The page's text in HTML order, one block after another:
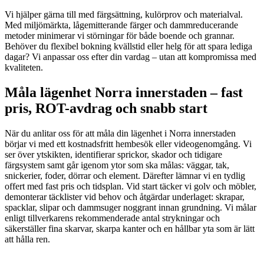
Vi hjälper gärna till med färgsättning, kulörprov och materialval.
Med miljömärkta, lågemitterande färger och dammreducerande
metoder minimerar vi störningar för både boende och grannar.
Behöver du flexibel bokning kvällstid eller helg för att spara lediga
dagar? Vi anpassar oss efter din vardag – utan att kompromissa med
kvaliteten.
Måla lägenhet Norra innerstaden – fast
pris, ROT-avdrag och snabb start
När du anlitar oss för att måla din lägenhet i Norra innerstaden
börjar vi med ett kostnadsfritt hembesök eller videogenomgång. Vi
ser över ytskikten, identifierar sprickor, skador och tidigare
färgsystem samt går igenom ytor som ska målas: väggar, tak,
snickerier, foder, dörrar och element. Därefter lämnar vi en tydlig
offert med fast pris och tidsplan. Vid start täcker vi golv och möbler,
demonterar täcklister vid behov och åtgärdar underlaget: skrapar,
spacklar, slipar och dammsuger noggrant innan grundning. Vi målar
enligt tillverkarens rekommenderade antal strykningar och
säkerställer fina skarvar, skarpa kanter och en hållbar yta som är lätt
att hålla ren.